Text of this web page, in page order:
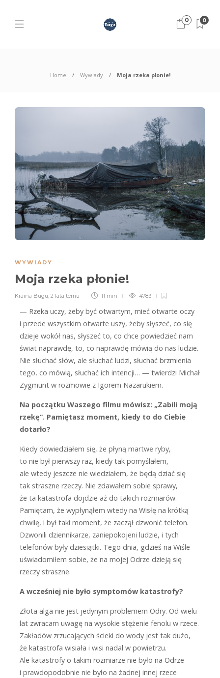
0 0
Home Wywiady Moja rzeka płonie!
WYWIADY
Moja rzeka płonie!
Kraina Bugu, 2 lata temu 11 min 4783
— Rzeka uczy, żeby być otwartym, mieć otwarte oczy
i przede wszystkim otwarte uszy, żeby słyszeć, co się
dzieje wokół nas, słyszeć to, co chce powiedzieć nam
świat naprawdę, to, co naprawdę mówią do nas ludzie.
Nie słuchać słów, ale słuchać ludzi, słuchać brzmienia
tego, co mówią, słuchać ich intencji… — twierdzi Michał
Zygmunt w rozmowie z Igorem Nazarukiem.
Na początku Waszego filmu mówisz: „Zabili moją
rzekę”. Pamiętasz moment, kiedy to do Ciebie
dotarło?
Kiedy dowiedziałem się, że płyną martwe ryby,
to nie był pierwszy raz, kiedy tak pomyślałem,
ale wtedy jeszcze nie wiedziałem, że będą dziać się
tak straszne rzeczy. Nie zdawałem sobie sprawy,
że ta katastrofa dojdzie aż do takich rozmiarów.
Pamiętam, że wypłynąłem wtedy na Wisłę na krótką
chwilę, i był taki moment, że zaczął dzwonić telefon.
Dzwonili dziennikarze, zaniepokojeni ludzie, i tych
telefonów były dziesiątki. Tego dnia, gdzieś na Wiśle
uświadomiłem sobie, że na mojej Odrze dzieją się
rzeczy straszne.
A wcześniej nie było symptomów katastrofy?
Złota alga nie jest jedynym problemem Odry. Od wielu
lat zwracam uwagę na wysokie stężenie fenolu w rzece.
Zakładów zrzucających ścieki do wody jest tak dużo,
że katastrofa wisiała i wisi nadal w powietrzu.
Ale katastrofy o takim rozmiarze nie było na Odrze
i prawdopodobnie nie było na żadnej innej rzece